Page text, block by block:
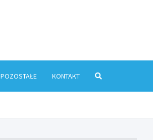
POZOSTAŁE KONTAKT